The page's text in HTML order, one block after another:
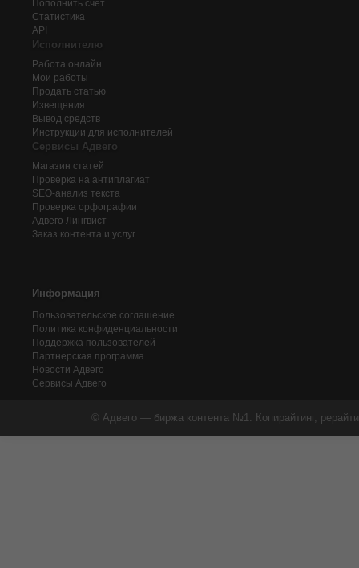
Пополнить счёт
Статистика
API
Исполнителю
Работа онлайн
Мои работы
Продать статью
Извещения
Вывод средств
Инструкции для исполнителей
Сервисы Адвего
Магазин статей
Проверка на антиплагиат
SEO-анализ текста
Проверка орфографии
Адвего Лингвист
Заказ контента и услуг
Информация
Пользовательское соглашение
Политика конфиденциальности
Поддержка пользователей
Партнерская программа
Новости Адвего
Сервисы Адвего
© Адвего — биржа контента №1. Копирайтинг,